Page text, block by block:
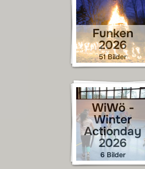
Funken
2026
51 Bilder
WiWö -
Winter
Actionday
2026
6 Bilder